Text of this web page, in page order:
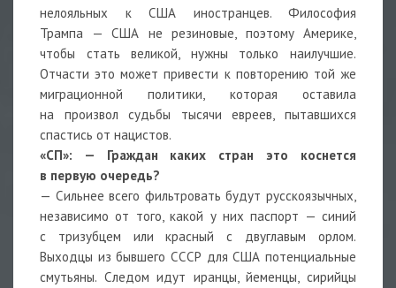
нелояльных к США иностранцев. Философия
Трампа — США не резиновые, поэтому Америке,
чтобы стать великой, нужны только наилучшие.
Отчасти это может привести к повторению той же
миграционной политики, которая оставила
на произвол судьбы тысячи евреев, пытавшихся
спастись от нацистов.
«СП»: — Граждан каких стран это коснется
в первую очередь?
— Сильнее всего фильтровать будут русскоязычных,
независимо от того, какой у них паспорт — синий
с тризубцем или красный с двуглавым орлом.
Выходцы из бывшего СССР для США потенциальные
смутьяны. Следом идут иранцы, йеменцы, сирийцы